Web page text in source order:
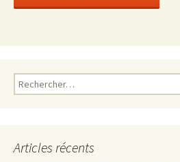
Rechercher :
Articles récents